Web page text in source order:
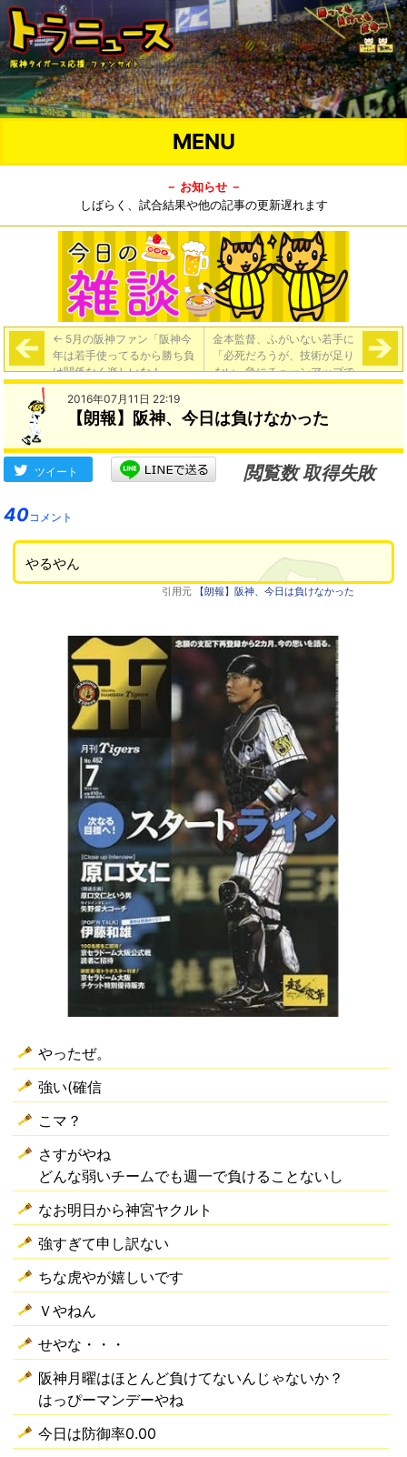
MENU
－ お知らせ －
しばらく、試合結果や他の記事の更新遅れます
← 5月の阪神ファン「阪神今
年は若手使ってるから勝ち負
け関係なく楽しいな！」
金本監督、ふがいない若手に
「必死だろうが、技術が足り
ない…急にチューンアップで
きない」→
2016年07月11日 22:19
【朗報】阪神、今日は負けなかった
ツイート
閲覧数 取得失敗
40コメント
やるやん
引用元 【朗報】阪神、今日は負けなかった
やったぜ。
強い(確信
こマ？
さすがやね
どんな弱いチームでも週一で負けることないし
なお明日から神宮ヤクルト
強すぎて申し訳ない
ちな虎やが嬉しいです
Ｖやねん
せやな・・・
阪神月曜はほとんど負けてないんじゃないか？
はっぴーマンデーやね
今日は防御率0.00